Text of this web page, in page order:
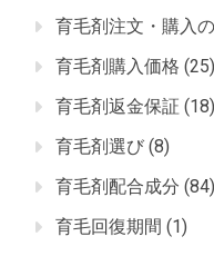
育毛剤注文・購入
育毛剤購入価格 (25)
育毛剤返金保証 (18)
育毛剤選び (8)
育毛剤配合成分 (84)
育毛回復期間 (1)